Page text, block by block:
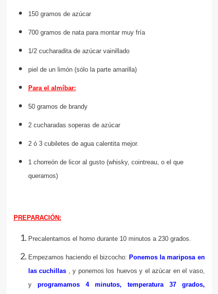
150 gramos de azúcar
700 gramos de nata para montar muy fría
1/2 cucharadita de azúcar vainillado
piel de un limón (sólo la parte amarilla)
Para el almíbar:
50 gramos de brandy
2 cucharadas soperas de azúcar
2 ó 3 cubiletes de agua calentita mejor.
1 chorreón de licor al gusto (whisky, cointreau, o el que
queramos)
PREPARACIÓN:
Precalentamos el horno durante 10 minutos a 230 grados.
Empezamos haciendo el bizcocho: Ponemos la mariposa en
las cuchillas , y ponemos los huevos y el azúcar en el vaso,
y programamos 4 minutos, temperatura 37 grados,